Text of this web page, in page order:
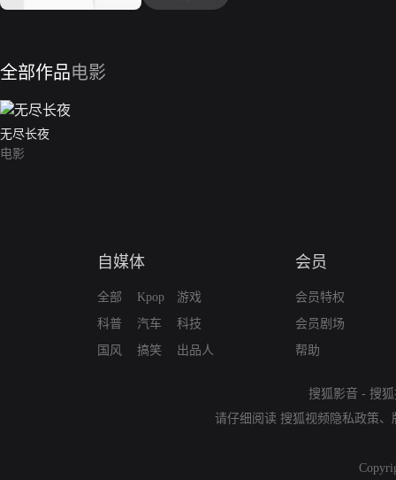
全部作品电影
无尽长夜
电影
自媒体
全部
科普
国风
Kpop
汽车
搞笑
游戏
科技
出品人
会员
会员特权
会员剧场
帮助
搜狐影音 - 搜
请仔细阅读 搜狐视频隐私政策、